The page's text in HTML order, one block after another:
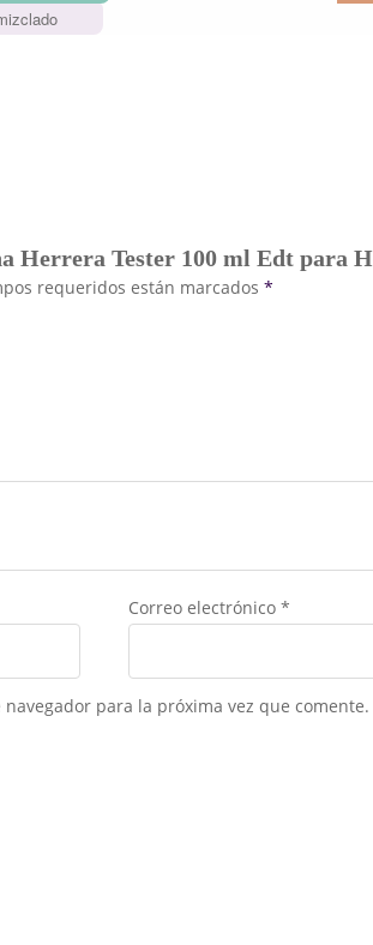
Herrera Tester 100 ml Edt para
requeridos están marcados *
Correo electrónico *
para la próxima vez que comente.